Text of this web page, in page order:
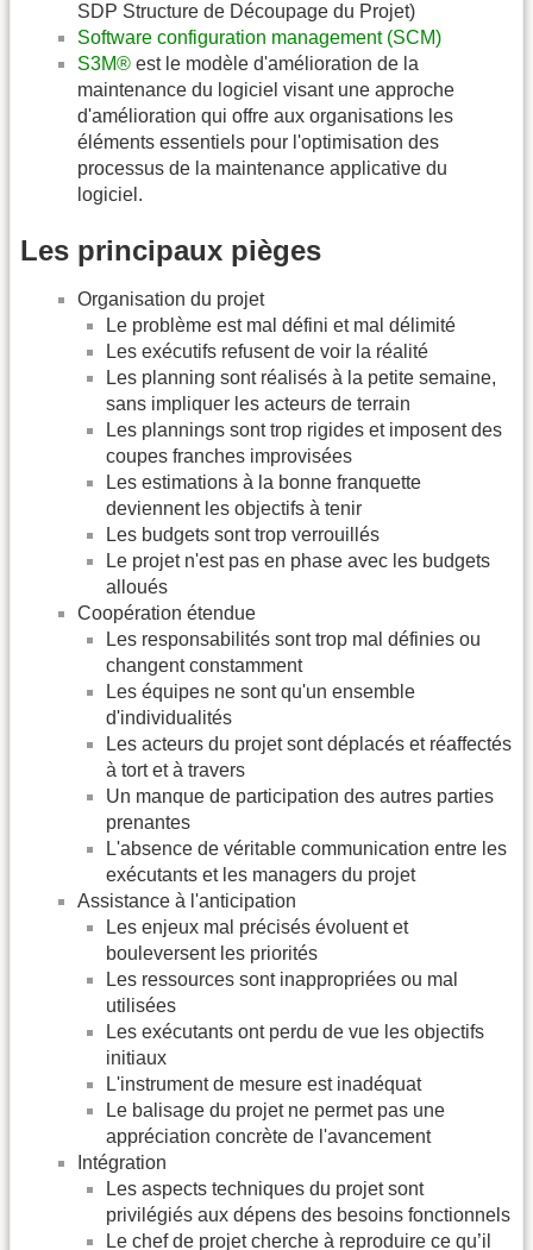
SDP Structure de Découpage du Projet)
Software configuration management (SCM)
S3M® est le modèle d'amélioration de la
maintenance du logiciel visant une approche
d'amélioration qui offre aux organisations les
éléments essentiels pour l'optimisation des
processus de la maintenance applicative du
logiciel.
Les principaux pièges
Organisation du projet
Le problème est mal défini et mal délimité
Les exécutifs refusent de voir la réalité
Les planning sont réalisés à la petite semaine,
sans impliquer les acteurs de terrain
Les plannings sont trop rigides et imposent des
coupes franches improvisées
Les estimations à la bonne franquette
deviennent les objectifs à tenir
Les budgets sont trop verrouillés
Le projet n'est pas en phase avec les budgets
alloués
Coopération étendue
Les responsabilités sont trop mal définies ou
changent constamment
Les équipes ne sont qu'un ensemble
d'individualités
Les acteurs du projet sont déplacés et réaffectés
à tort et à travers
Un manque de participation des autres parties
prenantes
L'absence de véritable communication entre les
exécutants et les managers du projet
Assistance à l'anticipation
Les enjeux mal précisés évoluent et
bouleversent les priorités
Les ressources sont inappropriées ou mal
utilisées
Les exécutants ont perdu de vue les objectifs
initiaux
L'instrument de mesure est inadéquat
Le balisage du projet ne permet pas une
appréciation concrète de l'avancement
Intégration
Les aspects techniques du projet sont
privilégiés aux dépens des besoins fonctionnels
Le chef de projet cherche à reproduire ce qu’il